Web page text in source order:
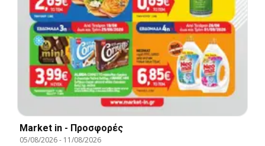
Market in - Προσφορές
05/08/2026- 11/08/2026